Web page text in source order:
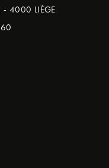
- 4000 LIÈGE